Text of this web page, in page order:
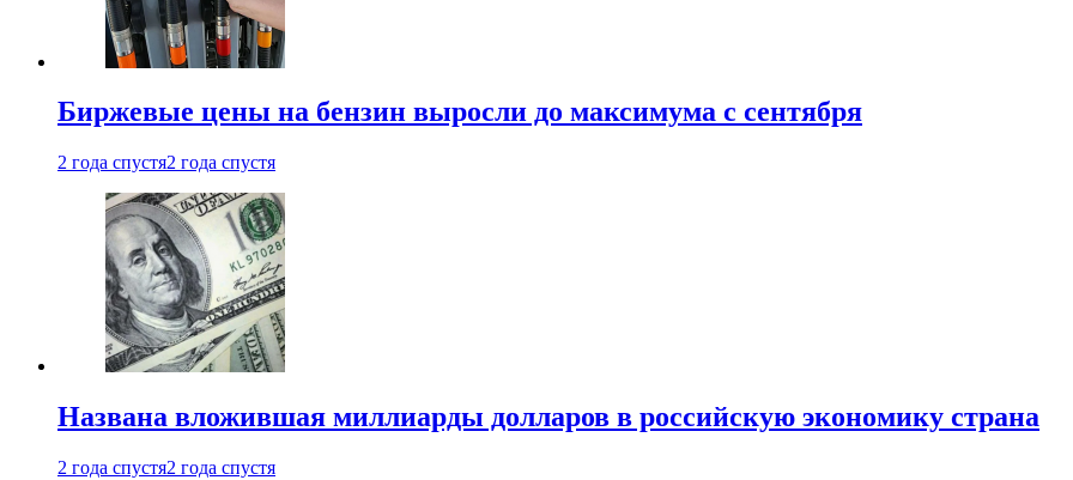
Биржевые цены на бензин выросли до максимума с сентября
2 года спустя2 года спустя
Названа вложившая миллиарды долларов в российскую экономику страна
2 года спустя2 года спустя